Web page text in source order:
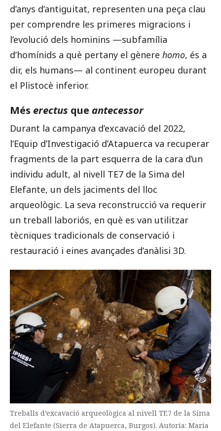
d’anys d’antiguitat, representen una peça clau
per comprendre les primeres migracions i
l’evolució dels hominins —subfamília
d’homínids a què pertany el gènere homo, és a
dir, els humans— al continent europeu durant
el Plistocè inferior.
Més erectus que antecessor
Durant la campanya d’excavació del 2022,
l’Equip d’Investigació d’Atapuerca va recuperar
fragments de la part esquerra de la cara d’un
individu adult, al nivell TE7 de la Sima del
Elefante, un dels jaciments del lloc
arqueològic. La seva reconstrucció va requerir
un treball laboriós, en què es van utilitzar
tècniques tradicionals de conservació i
restauració i eines avançades d’anàlisi 3D.
Treballs d’excavació arqueològica al nivell TE7 de la Sima
del Elefante (Sierra de Atapuerca, Burgos). Autoria: Maria